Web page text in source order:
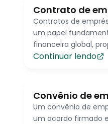
Contrato de
Contratos de
um papel
financeira global,
capital para
Continuar lendo
Convênio de
consignado
Um convênio de
um acordo firmado